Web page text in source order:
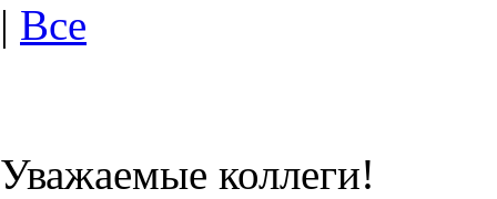
| Все
Уважаемые коллеги!